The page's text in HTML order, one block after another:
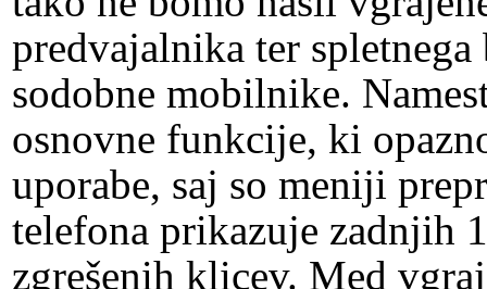
predvajalnika ter
sodobne mobilnike.
osnovne funkcije, ki
uporabe, saj so meniji
telefona prikazuje zadnjih
zgrešenih klicev. Med